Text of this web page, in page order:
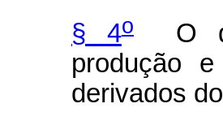
§ 4oO
produção
derivados